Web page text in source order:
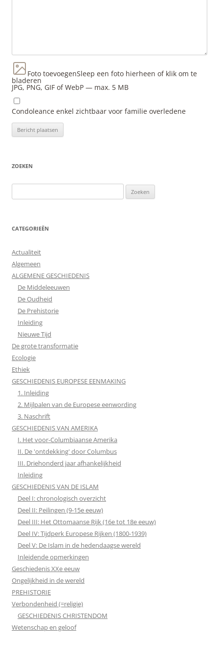
Foto toevoegenSleep een foto hierheen of klik om te
bladeren
JPG, PNG, GIF of WebP — max. 5 MB
Condoleance enkel zichtbaar voor familie overledene
ZOEKEN
naar:
CATEGORIEËN
Actualiteit
Algemeen
ALGEMENE GESCHIEDENIS
De Middeleeuwen
De Oudheid
De Prehistorie
Inleiding
Nieuwe Tijd
De grote transformatie
Ecologie
Ethiek
GESCHIEDENIS EUROPESE EENMAKING
1. Inleiding
2. Mijlpalen van de Europese eenwording
3. Naschrift
GESCHIEDENIS VAN AMERIKA
I. Het voor-Columbiaanse Amerika
II. De 'ontdekking' door Columbus
III. Driehonderd jaar afhankelijkheid
Inleiding
GESCHIEDENIS VAN DE ISLAM
Deel I: chronologisch overzicht
Deel II: Peilingen (9-15e eeuw)
Deel III: Het Ottomaanse Rijk (16e tot 18e eeuw)
Deel IV: Tijdperk Europese Rijken (1800-1939)
Deel V: De Islam in de hedendaagse wereld
Inleidende opmerkingen
Geschiedenis XXe eeuw
Ongelijkheid in de wereld
PREHISTORIE
Verbondenheid (=religie)
GESCHIEDENIS CHRISTENDOM
Wetenschap en geloof